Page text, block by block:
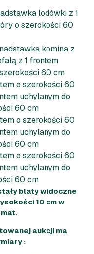
lodówki z 1
o szerokości 60
komina z
z 1 frontem
60 cm
o szerokości 60
uchylanym do
60 cm
o szerokości 60
uchylanym do
60 cm
o szerokości 60
uchylanym do
60 cm
blaty widoczne
10 cm w
aukcji ma
: